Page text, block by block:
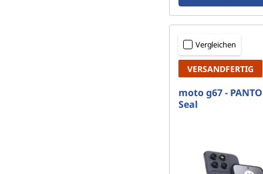
Vergleichen
VERSANDFERTIG
moto g67 -
Seal